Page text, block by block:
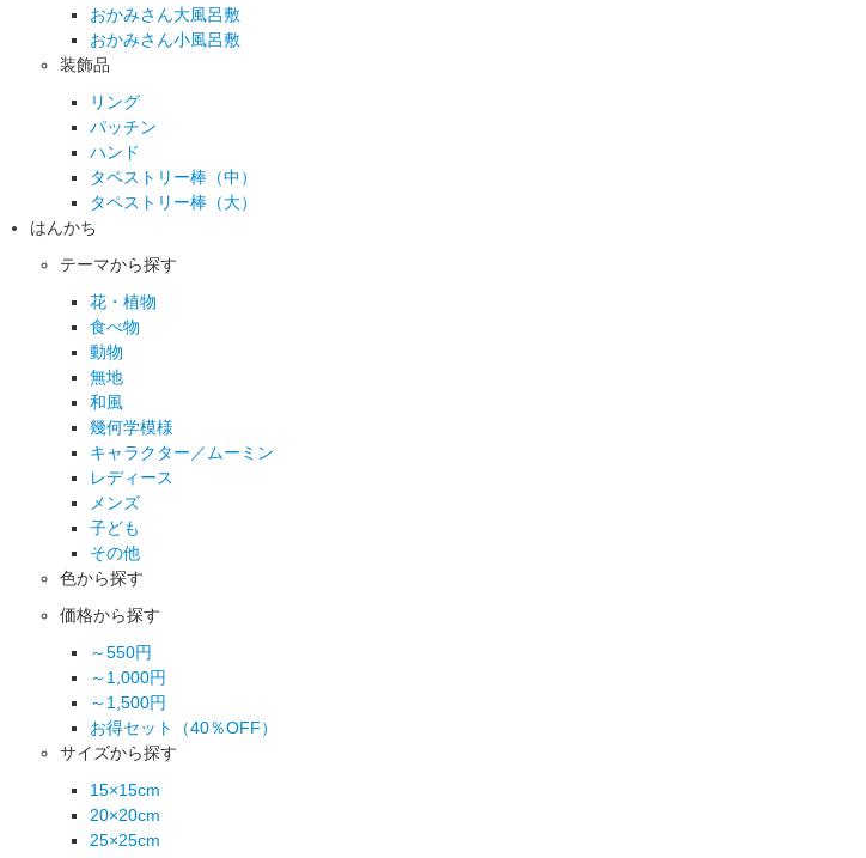
おかみさん大風呂敷
おかみさん小風呂敷
装飾品
リング
パッチン
ハンド
タペストリー棒（中）
タペストリー棒（大）
はんかち
テーマから探す
花・植物
食べ物
動物
無地
和風
幾何学模様
キャラクター／ムーミン
レディース
メンズ
子ども
その他
色から探す
価格から探す
～550円
～1,000円
～1,500円
お得セット（40％OFF）
サイズから探す
15×15cm
20×20cm
25×25cm